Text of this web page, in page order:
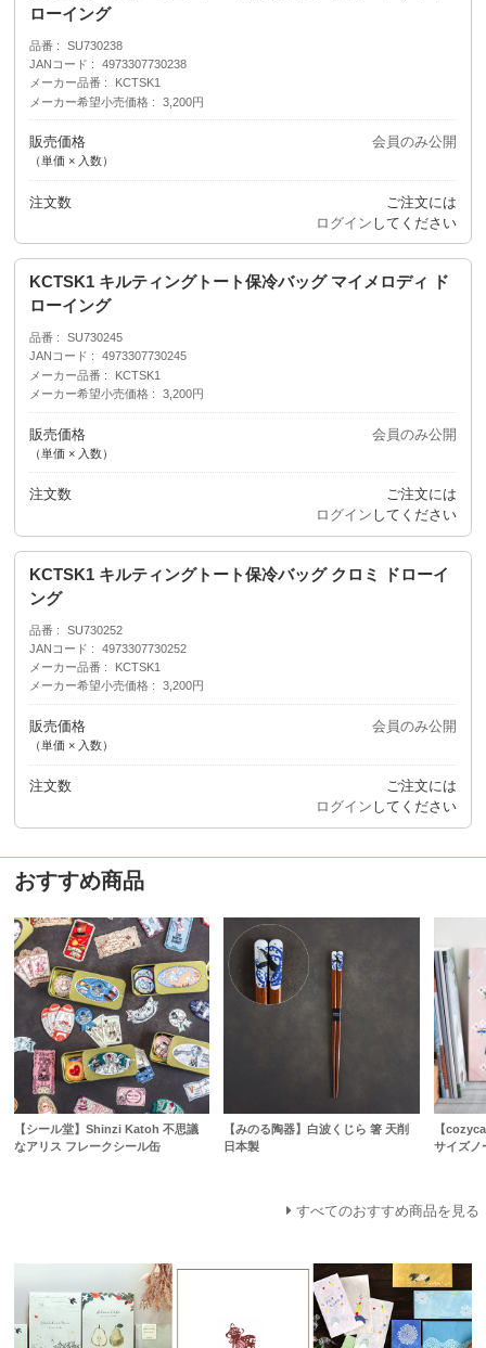
ローイング
品番
SU730238
JANコード
4973307730238
メーカー品番
KCTSK1
メーカー希望小売価格
3,200円
販売価格
（単価 × 入数）
会員のみ公開
注文数
ご注文には
ログイン してください
KCTSK1 キルティングトート保冷バッグ マイメロディ ド
ローイング
品番
SU730245
JANコード
4973307730245
メーカー品番
KCTSK1
メーカー希望小売価格
3,200円
販売価格
（単価 × 入数）
会員のみ公開
注文数
ご注文には
ログイン してください
KCTSK1 キルティングトート保冷バッグ クロミ ドローイ
ング
品番
SU730252
JANコード
4973307730252
メーカー品番
KCTSK1
メーカー希望小売価格
3,200円
販売価格
（単価 × 入数）
会員のみ公開
注文数
ご注文には
ログイン してください
おすすめ商品
【シール堂】Shinzi Katoh 不思議
なアリス フレークシール缶
【みのる陶器】白波くじら 箸 天削
日本製
【
サイズノ
すべてのおすすめ商品を見る